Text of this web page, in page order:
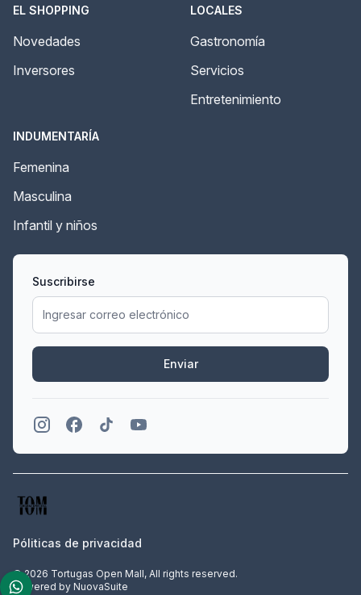
EL SHOPPING
Novedades
Inversores
LOCALES
Gastronomía
Servicios
Entretenimiento
INDUMENTARÍA
Femenina
Masculina
Infantil y niños
Suscribirse
Enviar
Póliticas de privacidad
© 2026 Tortugas Open Mall, All rights reserved.
powered by NuovaSuite